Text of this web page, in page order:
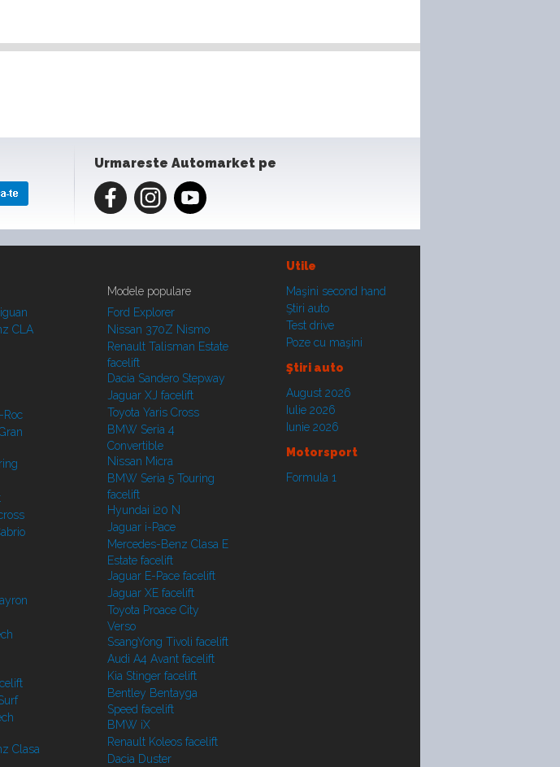
Urmareste Automarket pe
Utile
CLA
Roc
Clasa
Modele populare
Ford Explorer
Nissan 370Z Nismo
Renault Talisman Estate
facelift
Dacia Sandero Stepway
Jaguar XJ facelift
Toyota Yaris Cross
BMW Seria 4
Convertible
Nissan Micra
BMW Seria 5 Touring
facelift
Hyundai i20 N
Jaguar i-Pace
Mercedes-Benz Clasa E
Estate facelift
Jaguar E-Pace facelift
Jaguar XE facelift
Toyota Proace City
Verso
SsangYong Tivoli facelift
Audi A4 Avant facelift
Kia Stinger facelift
Bentley Bentayga
Speed facelift
BMW iX
Renault Koleos facelift
Dacia Duster
Maşini second hand
Ştiri auto
Test drive
Poze cu maşini
Ştiri auto
August 2026
Iulie 2026
Iunie 2026
Motorsport
Formula 1